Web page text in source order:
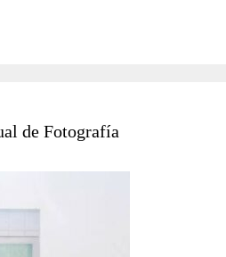
de Fotografía